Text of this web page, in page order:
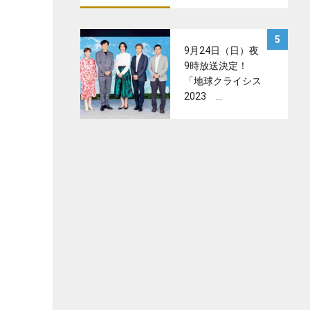
5
9月24日（日）夜
9時放送決定！
「地球クライシス
2023 …